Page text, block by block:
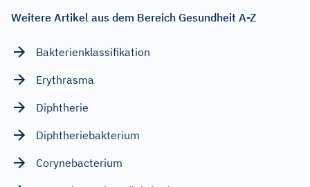
Weitere Artikel aus dem Bereich Gesundheit A-Z
Bakterienklassifikation
Erythrasma
Diphtherie
Diphtheriebakterium
Corynebacterium